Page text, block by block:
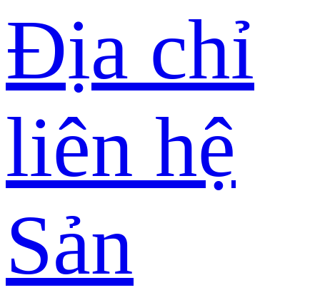
Địa chỉ
liên hệ
Sản